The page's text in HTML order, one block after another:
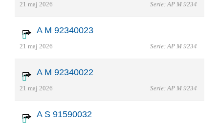
21 maj 2026 Serie: AP M 9234
A M 92340023
21 maj 2026 Serie: AP M 9234
A M 92340022
21 maj 2026 Serie: AP M 9234
A S 91590032